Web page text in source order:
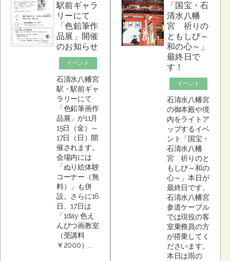
駅前ギャラ
リーにて
「色鉛筆作
品展」開催
のお知らせ
イベント
石清水八幡宮
駅・駅前ギャ
ラリーにて
「色鉛筆画作
品展」が11月
15日（金）～
17日（日）開
催されます。
会場内には
「ぬり絵体験
コーナー（無
料）」も併
設。さらに16
日、17日は
「1day 色え
んぴつ画教室
（受講料
￥2000）...
「国宝・石
清水八幡
宮 祈りの
ともしび～
和の心～」
最終日で
す！
イベント
石清水八幡宮
の御本殿や境
内をライトア
ップするイベ
ント「国宝・
石清水八幡
宮 祈りのと
もしび～和の
心～」本日が
最終日です。
石清水八幡宮
参道ケーブル
では現役の客
室乗務員の方
が搭乗してく
ださいます。
本日は雨の